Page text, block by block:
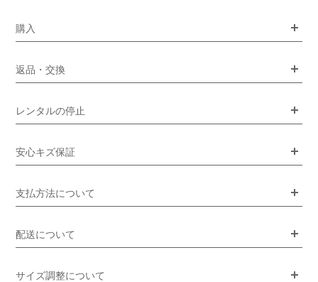
購入
返品・交換
レンタルの停止
安心キズ保証
支払方法について
配送について
サイズ調整について